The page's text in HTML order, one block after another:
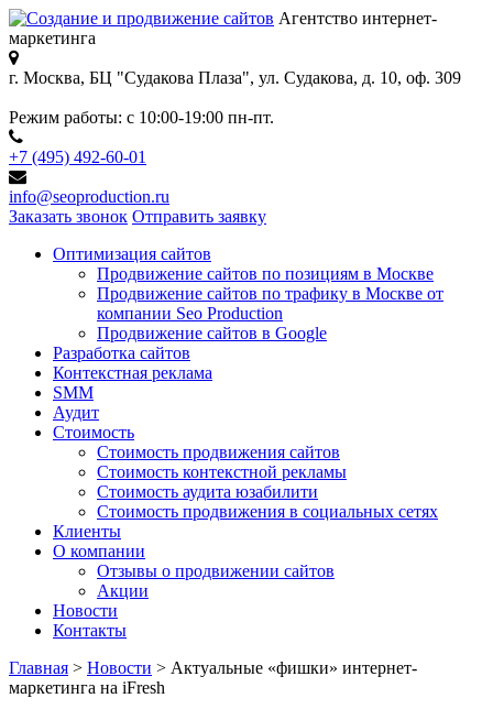
Агентство интернет-
маркетинга
г. Москва, БЦ "Судакова Плаза", ул. Судакова, д. 10, оф. 309
Режим работы: с 10:00-19:00 пн-пт.
+7 (495) 492-60-01
info@seoproduction.ru
Заказать звонок Отправить заявку
Оптимизация сайтов
Продвижение сайтов по позициям в Москве
Продвижение сайтов по трафику в Москве от
компании Seo Production
Продвижение сайтов в Google
Разработка сайтов
Контекстная реклама
SMM
Аудит
Стоимость
Стоимость продвижения сайтов
Стоимость контекстной рекламы
Стоимость аудита юзабилити
Стоимость продвижения в социальных сетях
Клиенты
О компании
Отзывы о продвижении сайтов
Акции
Новости
Контакты
Главная > Новости > Актуальные «фишки» интернет-
маркетинга на iFresh